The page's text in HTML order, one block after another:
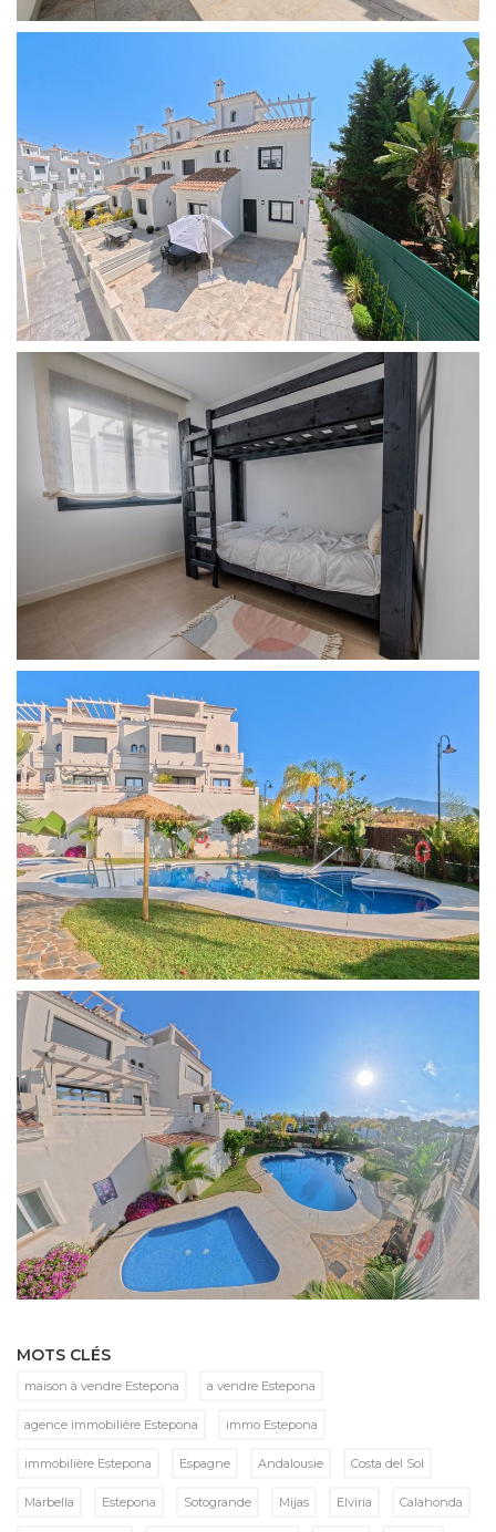
MOTS CLÉS
maison à vendre Estepona a vendre Estepona
agence immobilière Estepona immo Estepona
immobilière Estepona Espagne Andalousie Costa del Sol
Marbella Estepona Sotogrande Mijas Elviria Calahonda